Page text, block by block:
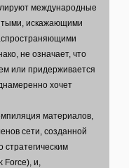
международные
искажающими
не означает, что
или придерживается
хочет
материалов,
сети, созданной
стратегическим
Force), и,